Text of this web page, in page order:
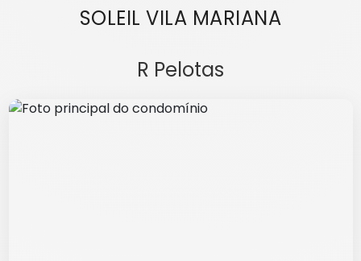
SOLEIL VILA MARIANA
R Pelotas